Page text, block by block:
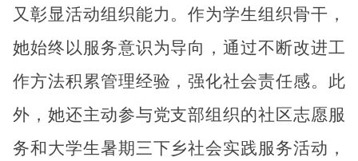
又彰显活动组织能力。作为学生组织骨干，
她始终以服务意识为导向，通过不断改进工
作方法积累管理经验，强化社会责任感。此
外，她还主动参与党支部组织的社区志愿服
务和大学生暑期三下乡社会实践服务活动，